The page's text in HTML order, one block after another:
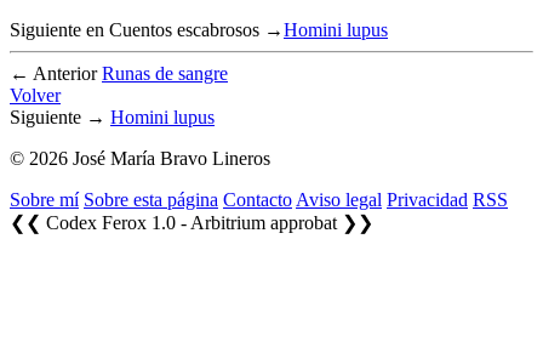
Siguiente en Cuentos escabrosos →Homini lupus
← Anterior Runas de sangre
Volver
Siguiente → Homini lupus
© 2026 José María Bravo Lineros
Sobre mí Sobre esta página Contacto Aviso legal Privacidad RSS
❮❮ Codex Ferox 1.0 - Arbitrium approbat ❯❯